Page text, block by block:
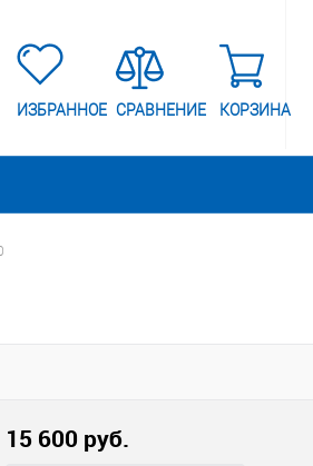
ИЗБРАННОЕ СРАВНЕНИЕ КОРЗИНА
15 600 руб.